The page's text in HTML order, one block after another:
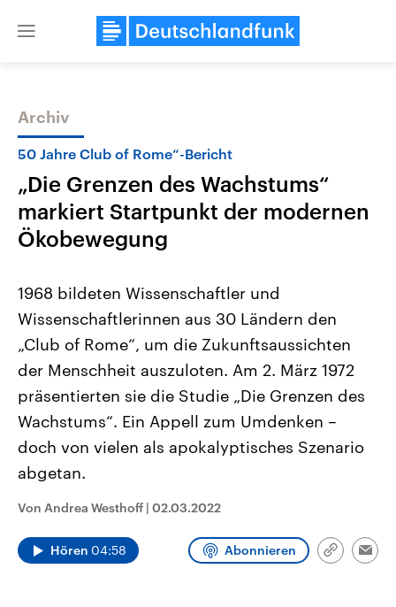
Close
Themen
2026
Alle Informationen
Sachsen-Anhalt wählt am 6.
September 2026 einen neuen
Landtag. Seit 2021 wird das
Bundesland von einer Koalition aus
CDU, SPD und FDP regiert.-
Umfragen, Prognosen,
und Hintergründe zu den Parteien
und Kandidaten der anstehenden
Wahl.
Aktuelle Beiträge,
Hintergründe
Wirtschaftlich und
gehören die Vereinigten
den mächtigsten Ländern
mit großem Einfluss auf
aktuelle Weltgeschehen.
Sendungen Programm Podcasts
Archiv
50 Jahre Club of Rome“-Bericht
„Die Grenzen des Wachstums“
markiert Startpunkt der modernen
Ökobewegung
1968 bildeten Wissenschaftler und
Wissenschaftlerinnen aus 30 Ländern den
„Club of Rome“, um die Zukunftsaussichten
der Menschheit auszuloten. Am 2. März 1972
präsentierten sie die Studie „Die Grenzen des
Wachstums“. Ein Appell zum Umdenken –
doch von vielen als apokalyptisches Szenario
abgetan.
Von Andrea Westhoff | 02.03.2022
Hören 04:58 Abonnieren
Link